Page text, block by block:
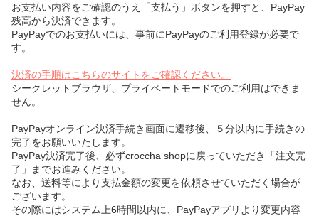
お支払い内容をご確認のうえ「支払う」ボタンを押すと、PayPay
残高から決済できます。
PayPayでのお支払いには、事前にPayPayのご利用登録が必要で
す。
決済の手順はこちらのサイトをご確認ください。
シークレットブラウザ、プライベートモードでのご利用はできま
せん。
PayPayオンライン決済手続き画面に遷移後、５分以内に手続きの
完了をお願いいたします。
PayPay決済完了後、必ずcroccha shopに戻っていただき「注文完
了」までお進みください。
なお、送料等により支払金額の変更を依頼させていただく場合が
ございます。
その際にはシステム上6時間以内に、PayPayアプリより変更内容